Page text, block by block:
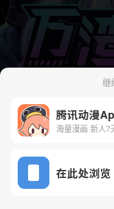
下一话
继
腾讯动漫
海量漫画 新人7
在此处浏览